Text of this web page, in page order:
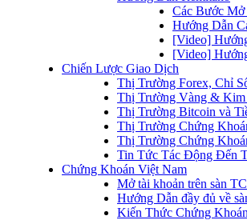
Các Bước Mở
Hướng Dẫn
[Video]
[Video]
Chiến Lược Giao Dịch
Thị Trường Forex, Chỉ
Thị Trường Vàng &
Thị Trường Bitcoin và
Thị Trường Chứng
Thị Trường Chứng
Tin Tức Tác Động Đến
Chứng Khoán Việt Nam
Mở tài khoản trên sàn
Hướng Dẫn đầy đủ về
Kiến Thức Chứng Khoán